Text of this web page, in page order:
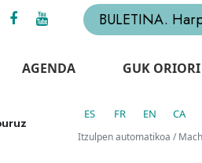
BULETINA.
AGENDA GUK ORIORI
ES FR EN CA
Itzulpen automatikoa /